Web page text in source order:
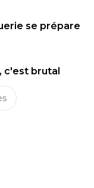
se prépare
c'est brutal